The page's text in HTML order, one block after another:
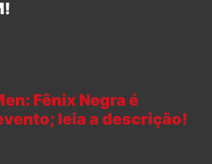
Fênix Negra é
leia a descrição!